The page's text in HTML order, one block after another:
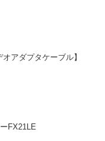
アダプタケーブル】
FX21LE